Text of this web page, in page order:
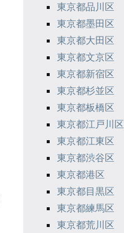
東京都品川区
東京都墨田区
東京都大田区
東京都文京区
東京都新宿区
東京都杉並区
東京都板橋区
東京都江戸川区
東京都江東区
東京都渋谷区
東京都港区
東京都目黒区
東京都練馬区
東京都荒川区